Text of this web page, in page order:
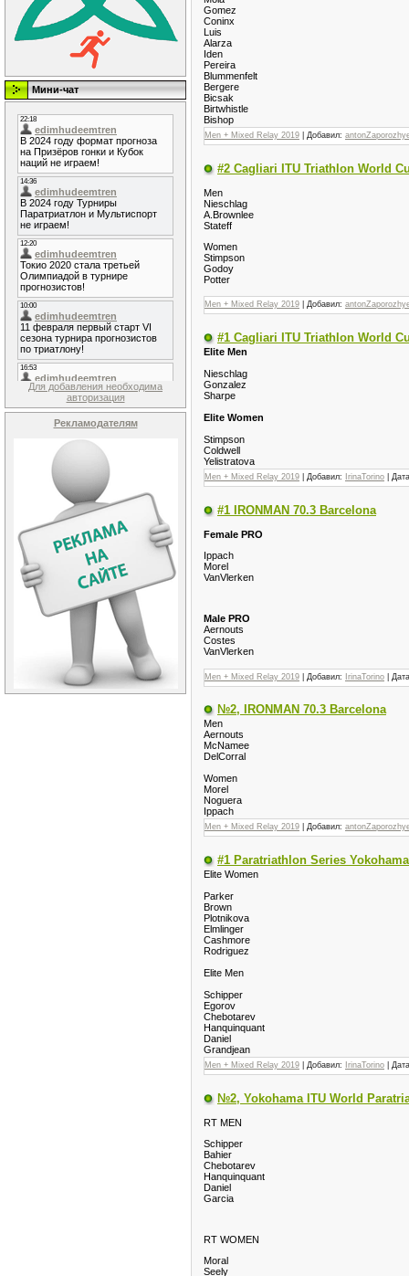
Мини-чат
Для добавления необходима
авторизация
Рекламодателям
Gomez
Coninx
Luis
Alarza
Iden
Pereira
Blummenfelt
Bergere
Bicsak
Birtwhistle
Bishop
Men + Mixed Relay 2019 | Добавил:
#2 Cagliari ITU Triathlon World
Men
Nieschlag
A.Brownlee
Stateff
Women
Stimpson
Godoy
Potter
Men + Mixed Relay 2019 | Добавил:
#1 Cagliari ITU Triathlon World
Elite Men
Nieschlag
Gonzalez
Sharpe
Elite Women
Stimpson
Coldwell
Yelistratova
Men + Mixed Relay 2019 | Добавил: IrinaTorino |
#1 IRONMAN 70.3 Barcelona
Female PRO
Ippach
Morel
VanVlerken
Male PRO
Aernouts
Costes
VanVlerken
Men + Mixed Relay 2019 | Добавил: IrinaTorino |
№2, IRONMAN 70.3 Barcelona
Men
Aernouts
McNamee
DelCorral
Women
Morel
Noguera
Ippach
Men + Mixed Relay 2019 | Добавил:
#1 Paratriathlon Series Yokohama
Elite Women
Parker
Brown
Plotnikova
Elmlinger
Cashmore
Rodriguez
Elite Men
Schipper
Egorov
Chebotarev
Hanquinquant
Daniel
Grandjean
Men + Mixed Relay 2019 | Добавил: IrinaTorino |
№2, Yokohama ITU World
RT MEN
Schipper
Bahier
Chebotarev
Hanquinquant
Daniel
Garcia
RT WOMEN
Moral
Seely